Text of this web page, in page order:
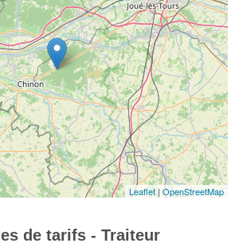
Leaflet |OpenStreetMap
de tarifs - Traiteur